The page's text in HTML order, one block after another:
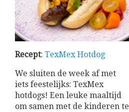
Recept: TexMex Hotdog
We sluiten de week af met
iets feestelijks: TexMex
hotdogs! Een leuke maaltijd
om samen met de kinderen te